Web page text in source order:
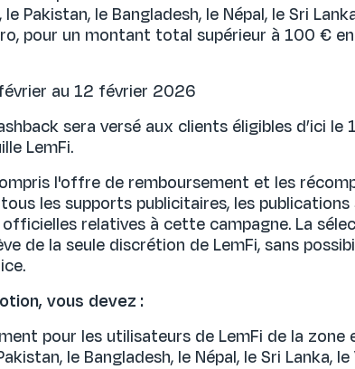
Pakistan, le Bangladesh, le Népal, le Sri
pour un montant total supérieur à 100 €
au 12 février 2026
sera versé aux clients éligibles d’ici
LemFi.
l'offre de remboursement et les
les supports publicitaires, les publications
relatives à cette campagne. La
de la seule discrétion de LemFi, sans
vous devez :
pour les utilisateurs de LemFi de la zone
le Bangladesh, le Népal, le Sri Lanka,